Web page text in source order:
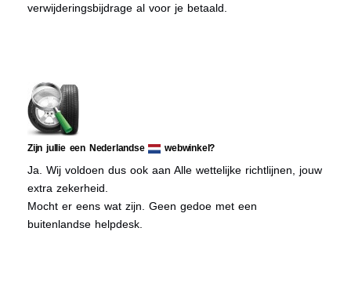
verwijderingsbijdrage al voor je betaald.
Zijn jullie een Nederlandse webwinkel?
Ja. Wij voldoen dus ook aan Alle wettelijke richtlijnen, jouw
extra zekerheid.
Mocht er eens wat zijn. Geen gedoe met een
buitenlandse helpdesk.